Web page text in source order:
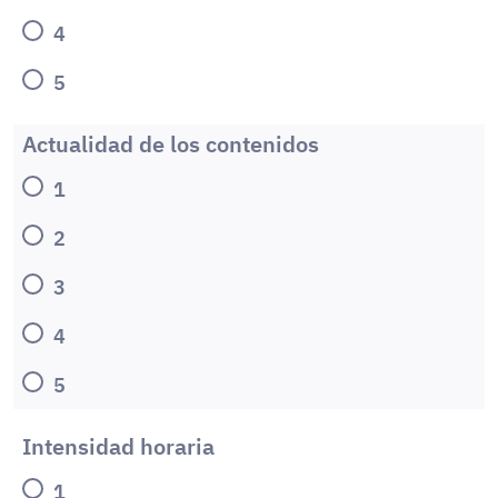
4
5
Actualidad de los contenidos
1
2
3
4
5
Intensidad horaria
1